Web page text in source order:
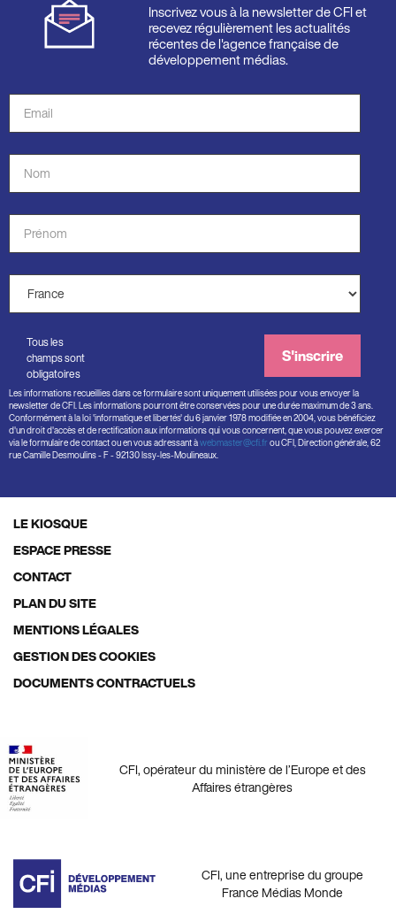
Inscrivez vous à la newsletter de CFI et
recevez régulièrement les actualités
récentes de l'agence française de
développement médias.
Adresse
de
courriel
Nom
*
Prénom
*
Pays
*
Tous les
champs sont
obligatoires
S'inscrire
Les informations recueillies dans ce formulaire sont uniquement utilisées pour vous envoyer la
newsletter de CFI. Les informations pourront être conservées pour une durée maximum de 3 ans.
Conformément à la loi 'informatique et libertés' du 6 janvier 1978 modifiée en 2004, vous bénéficiez
d'un droit d'accès et de rectification aux informations qui vous concernent, que vous pouvez exercer
via le formulaire de contact ou en vous adressant àwebmaster@cfi.fr ou CFI, Direction générale, 62
rue Camille Desmoulins - F - 92130 Issy-les-Moulineaux.
Footer
menu
LE KIOSQUE
ESPACE PRESSE
CONTACT
PLAN DU SITE
MENTIONS LÉGALES
GESTION DES COOKIES
DOCUMENTS CONTRACTUELS
CFI, opérateur du ministère de l’Europe et des
Affaires étrangères
CFI, une entreprise du groupe
France Médias Monde